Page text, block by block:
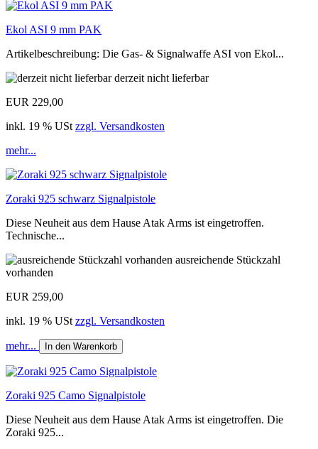
Ekol ASI 9 mm PAK
Artikelbeschreibung: Die Gas- & Signalwaffe ASI von Ekol...
derzeit nicht lieferbar
EUR 229,00
inkl. 19 % USt zzgl. Versandkosten
mehr...
Zoraki 925 schwarz Signalpistole
Diese Neuheit aus dem Hause Atak Arms ist eingetroffen.
Technische...
ausreichende Stückzahl
vorhanden
EUR 259,00
inkl. 19 % USt zzgl. Versandkosten
mehr... In den Warenkorb
Zoraki 925 Camo Signalpistole
Diese Neuheit aus dem Hause Atak Arms ist eingetroffen. Die
Zoraki 925...